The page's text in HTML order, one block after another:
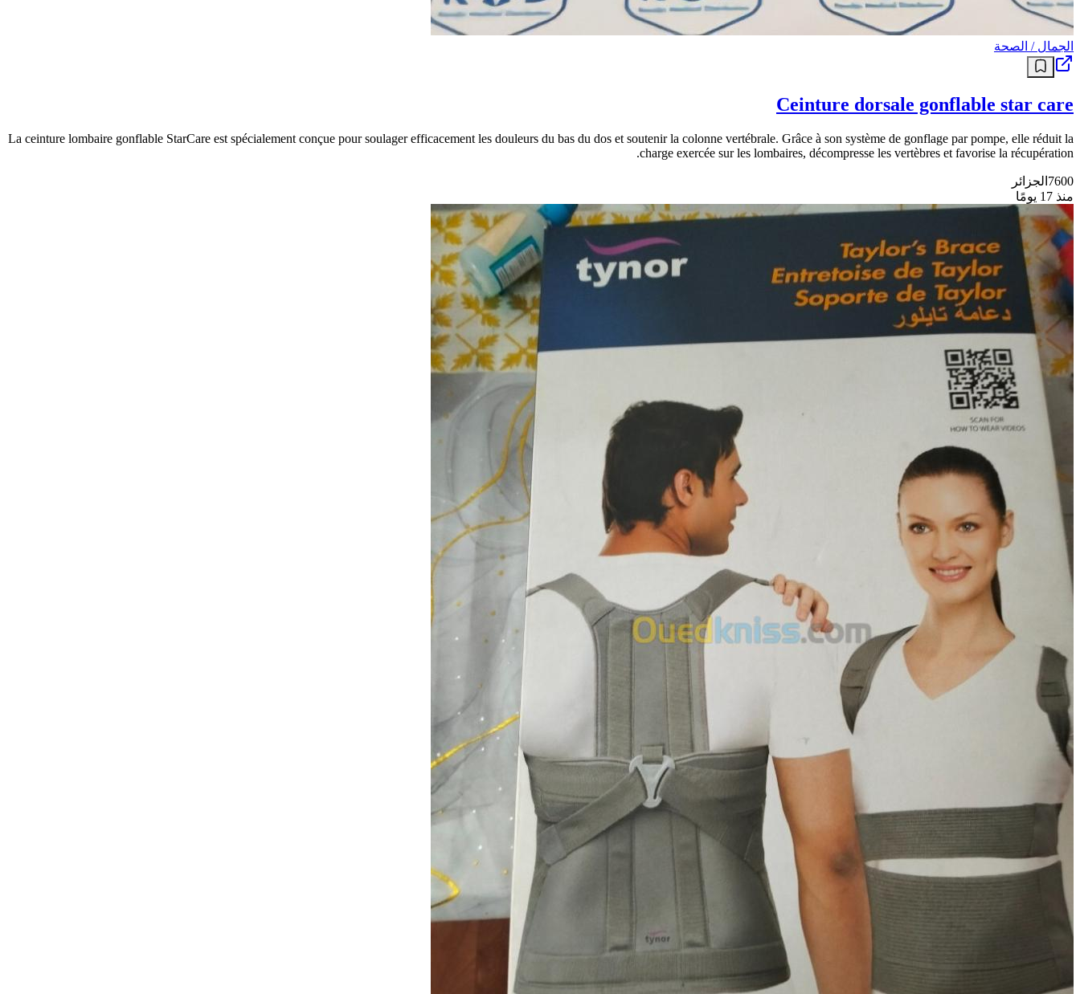
الجمال / الصحة
Ceinture dorsale gonflable star care
La ceinture lombaire gonflable StarCare est spécialement conçue pour soulager efficacement les douleurs du bas du dos et soutenir la colonne vertébrale. Grâce à son système de gonflage par pompe, elle réduit la
charge exercée sur les lombaires, décompresse les vertèbres et favorise la récupération.
7600 الجزائر
منذ 17 يومًا